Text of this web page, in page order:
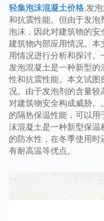
轻集泡沫混凝土价格,发
和抗震性能。但由于发
泡沫，因此对建筑物的
建筑物内部应用情况。
用情况进行分析和探讨
发泡混凝土是一种新型
性和抗震性能。本文试
况。由于发泡剂的含量
对建筑物安全构成威胁
的隔热保温性能，可以
沫混凝土是一种新型保
的防水性，在冬季使用
有耐高温等优点。